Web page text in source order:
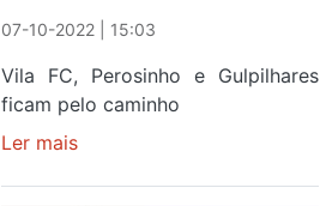
07-10-2022 | 15:03
Vila FC, Perosinho e Gulpilhares
ficam pelo caminho
Ler maissobre
AF